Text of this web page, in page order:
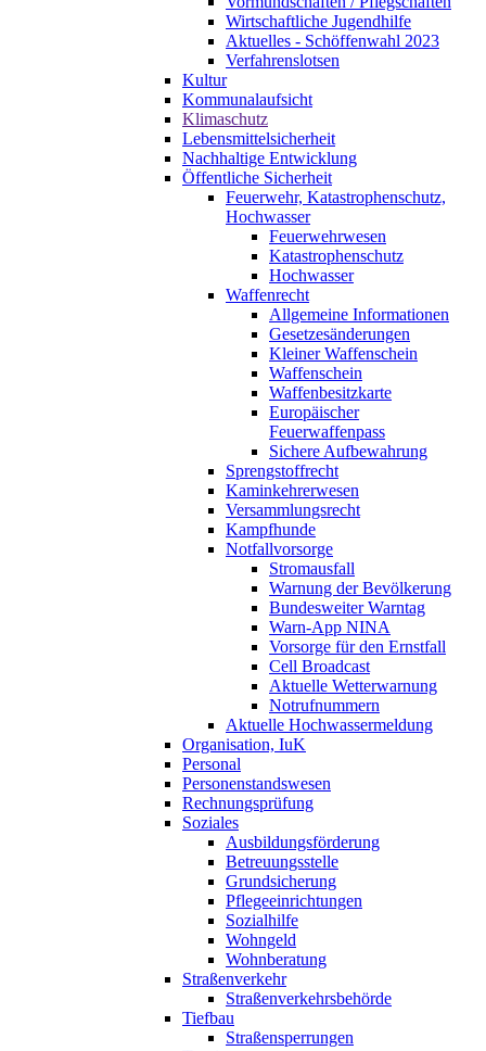
Wirtschaftliche Jugendhilfe
Aktuelles - Schöffenwahl 2023
Verfahrenslotsen
Kultur
Kommunalaufsicht
Klimaschutz
Lebensmittelsicherheit
Nachhaltige Entwicklung
Öffentliche Sicherheit
Feuerwehr, Katastrophenschutz,
Hochwasser
Feuerwehrwesen
Katastrophenschutz
Hochwasser
Waffenrecht
Allgemeine Informationen
Gesetzesänderungen
Kleiner Waffenschein
Waffenschein
Waffenbesitzkarte
Europäischer
Feuerwaffenpass
Sichere Aufbewahrung
Sprengstoffrecht
Kaminkehrerwesen
Versammlungsrecht
Kampfhunde
Notfallvorsorge
Stromausfall
Warnung der Bevölkerung
Bundesweiter Warntag
Warn-App NINA
Vorsorge für den Ernstfall
Cell Broadcast
Aktuelle Wetterwarnung
Notrufnummern
Aktuelle Hochwassermeldung
Organisation, IuK
Personal
Personenstandswesen
Rechnungsprüfung
Soziales
Ausbildungsförderung
Betreuungsstelle
Grundsicherung
Pflegeeinrichtungen
Sozialhilfe
Wohngeld
Wohnberatung
Straßenverkehr
Straßenverkehrsbehörde
Tiefbau
Straßensperrungen